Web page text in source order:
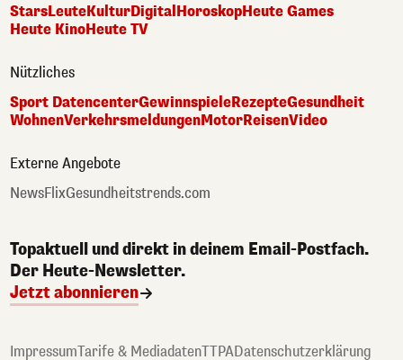
StarsLeuteKulturDigitalHoroskopHeute Games
Heute KinoHeute TV
Nützliches
Sport DatencenterGewinnspieleRezepteGesundheit
WohnenVerkehrsmeldungenMotorReisenVideo
Externe Angebote
NewsFlixGesundheitstrends.com
Topaktuell und direkt in deinem Email-Postfach.
Der Heute-Newsletter.
Jetzt abonnieren
ImpressumTarife & MediadatenTTPADatenschutzerklärung